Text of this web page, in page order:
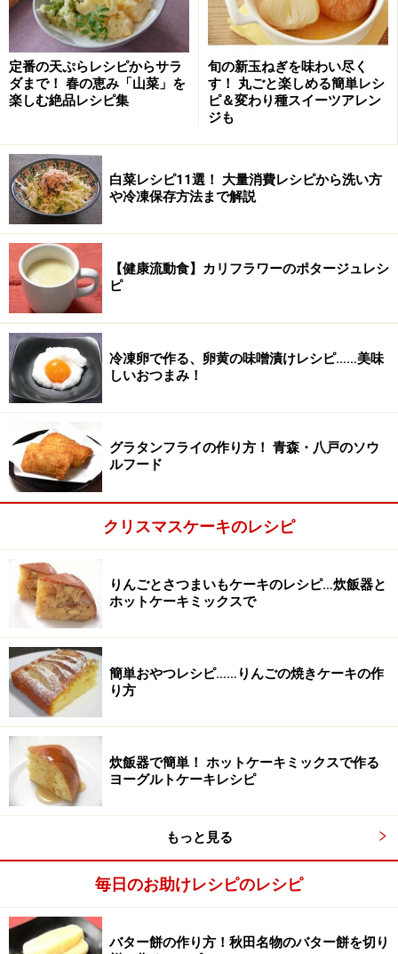
生地の分量は、深さのある24～26cmのフライパン用で
す。それより小さいか、浅いフライパン使用の場合は、
生地の分量を2/3～1/2にしてください。
フルーツグラッセケーキの作り方・手順
■フライパンで焼くフルーツグラッセケーキの作り方
1
ボウルで卵と牛乳を混ぜ、ミックス粉を入れて混ぜ
る
ボウルに卵と牛乳を入れて泡だて器で混ぜ、ホットケー
キミックスを入れて混ぜる。
2
りんごは芯をくり抜いて薄切りにし、みかんは皮を
むいて切る
りんごは芯をくり抜いて薄く切り、みかんは皮をむいて
半分に切って5mm幅に切る。
定番の天ぷらレシピからサラ
ダまで！ 春の恵み「山菜」を
楽しむ絶品レシピ集
旬の新玉ねぎを味わい尽く
す！ 丸ごと楽しめる簡単レシ
ピ＆変わり種スイーツアレン
ジも
白菜レシピ11選！ 大量消費レシピから洗い方
や冷凍保存方法まで解説
【健康流動食】カリフラワーのポタージュレシ
ピ
冷凍卵で作る、卵黄の味噌漬けレシピ……美味
しいおつまみ！
グラタンフライの作り方！ 青森・八戸のソウ
ルフード
クリスマスケーキのレシピ
りんごとさつまいもケーキのレシピ…炊飯器と
ホットケーキミックスで
簡単おやつレシピ……りんごの焼きケーキの作
り方
炊飯器で簡単！ ホットケーキミックスで作る
ヨーグルトケーキレシピ
もっと見る
毎日のお助けレシピのレシピ
バター餅の作り方！秋田名物のバター餅を切り